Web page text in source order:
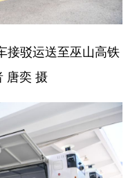
接驳运送至巫山高铁
唐奕 摄